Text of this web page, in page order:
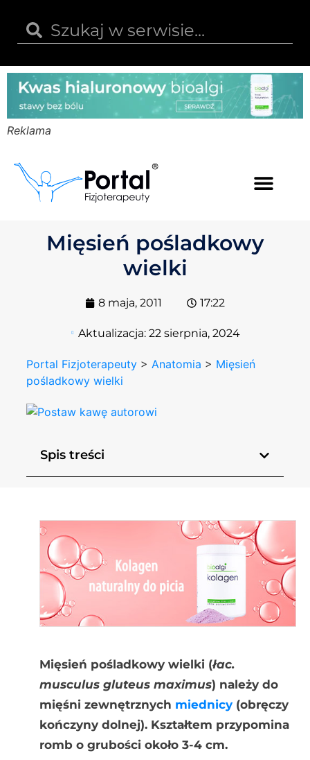
Reklama
Mięsień pośladkowy
wielki
8 maja, 2011 17:22
Aktualizacja: 22 sierpnia, 2024
Portal Fizjoterapeuty > Anatomia > Mięsień
pośladkowy wielki
Spis treści
Mięsień pośladkowy wielki (łac.
musculus gluteus maximus) należy do
mięśni zewnętrznych miednicy(obręczy
kończyny dolnej). Kształtem przypomina
romb o grubości około 3-4 cm.